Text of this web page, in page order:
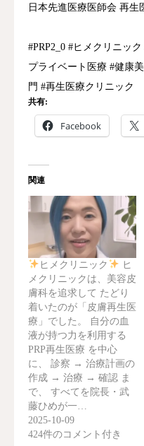
日本先進医療医師会 再生
#PRP2_0 #ヒメクリニッ
プライベート医療 #健康
門 #再生医療クリニック
共有:
Facebook
関連
ヒメクリニック
ヒ
メクリニックは、美容皮
膚科を追求して たどり
着いたのが「皮膚再生医
療」でした。 自分の血
液が持つ力を利用する
PRP再生医療 を中心
に、 診察 → 治療計画の
作成 → 治療 → 確認 ま
で、 すべてを院長・武
藤ひめが一…
2025-10-09
424件のコメント付き